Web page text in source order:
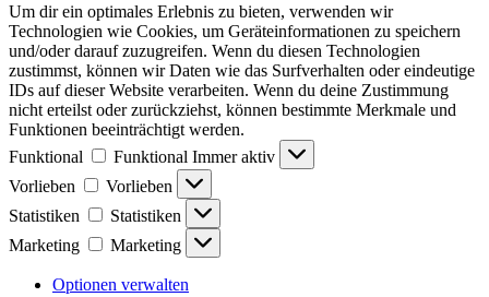
Um dir ein optimales Erlebnis zu bieten, verwenden wir
Technologien wie Cookies, um Geräteinformationen zu speichern
und/oder darauf zuzugreifen. Wenn du diesen Technologien
zustimmst, können wir Daten wie das Surfverhalten oder eindeutige
IDs auf dieser Website verarbeiten. Wenn du deine Zustimmung
nicht erteilst oder zurückziehst, können bestimmte Merkmale und
Funktionen beeinträchtigt werden.
Funktional
Funktional Immer aktiv
Vorlieben
Vorlieben
Statistiken
Statistiken
Marketing
Marketing
Optionen verwalten